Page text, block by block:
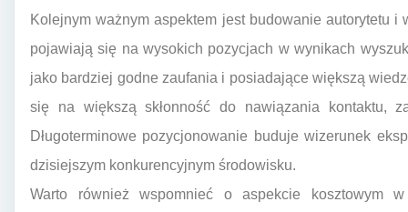
Kolejnym ważnym aspektem jest budowanie autorytetu i
pojawiają się na wysokich pozycjach w wynikach
jako bardziej godne zaufania i posiadające większą
się na większą skłonność do nawiązania kontaktu,
Długoterminowe pozycjonowanie buduje wizerunek
dzisiejszym konkurencyjnym środowisku.
Warto również wspomnieć o aspekcie kosztowym